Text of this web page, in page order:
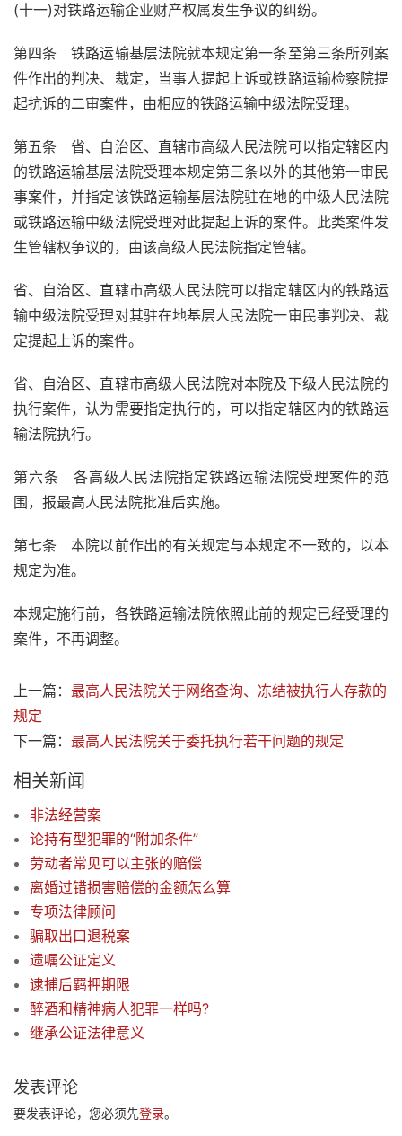
(十一)对铁路运输企业财产权属发生争议的纠纷。
第四条 铁路运输基层法院就本规定第一条至第三条所列案
件作出的判决、裁定，当事人提起上诉或铁路运输检察院提
起抗诉的二审案件，由相应的铁路运输中级法院受理。
第五条 省、自治区、直辖市高级人民法院可以指定辖区内
的铁路运输基层法院受理本规定第三条以外的其他第一审民
事案件，并指定该铁路运输基层法院驻在地的中级人民法院
或铁路运输中级法院受理对此提起上诉的案件。此类案件发
生管辖权争议的，由该高级人民法院指定管辖。
省、自治区、直辖市高级人民法院可以指定辖区内的铁路运
输中级法院受理对其驻在地基层人民法院一审民事判决、裁
定提起上诉的案件。
省、自治区、直辖市高级人民法院对本院及下级人民法院的
执行案件，认为需要指定执行的，可以指定辖区内的铁路运
输法院执行。
第六条 各高级人民法院指定铁路运输法院受理案件的范
围，报最高人民法院批准后实施。
第七条 本院以前作出的有关规定与本规定不一致的，以本
规定为准。
本规定施行前，各铁路运输法院依照此前的规定已经受理的
案件，不再调整。
上一篇： 最高人民法院关于网络查询、冻结被执行人存款的
规定
下一篇： 最高人民法院关于委托执行若干问题的规定
相关新闻
非法经营案
论持有型犯罪的“附加条件”
劳动者常见可以主张的赔偿
离婚过错损害赔偿的金额怎么算
专项法律顾问
骗取出口退税案
遗嘱公证定义
逮捕后羁押期限
醉酒和精神病人犯罪一样吗?
继承公证法律意义
发表评论
要发表评论，您必须先登录。